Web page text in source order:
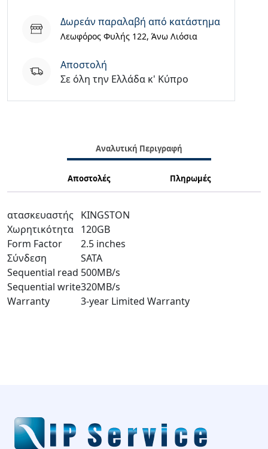
Δωρεάν παραλαβή από κατάστημα
Λεωφόρος Φυλής 122, Άνω Λιόσια
Aποστολή
Σε όλη την Ελλάδα κ' Κύπρο
Αναλυτική Περιγραφή
Αποστολές Πληρωμές
ατασκευαστής KINGSTON
Χωρητικότητα 120GB
Form Factor
2.5 inches
Σύνδεση
SATA
Sequential read 500MB/s
Sequential write320MB/s
Warranty
3-year Limited Warranty